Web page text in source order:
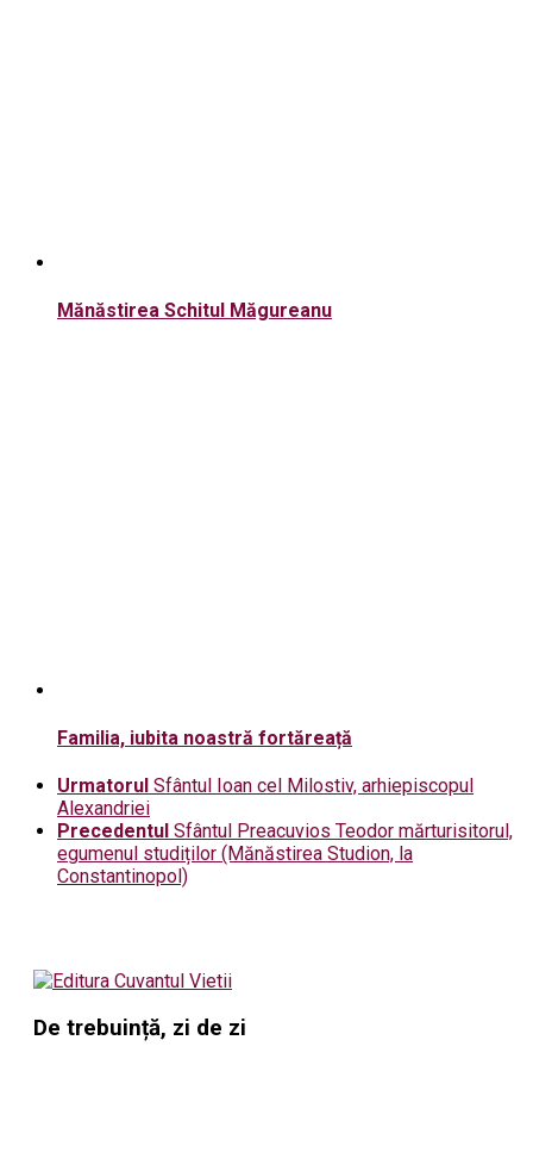
Mănăstirea Schitul Măgureanu
Familia, iubita noastră fortăreață
Urmatorul Sfântul Ioan cel Milostiv, arhiepiscopul
Alexandriei
Precedentul Sfântul Preacuvios Teodor mărturisitorul,
egumenul studiților (Mănăstirea Studion, la
Constantinopol)
De trebuință, zi de zi